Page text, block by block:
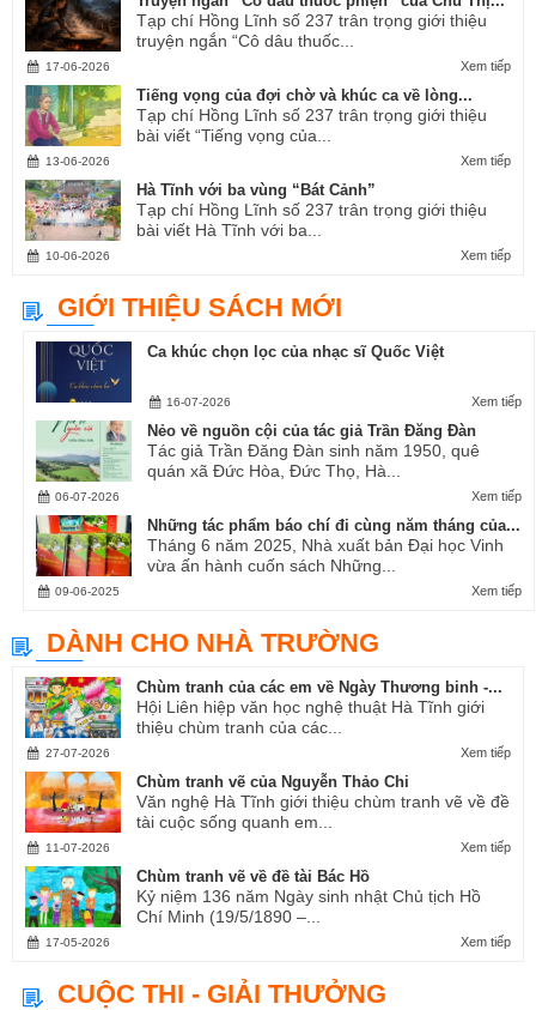
Tạp chí Hồng Lĩnh số 237 trân trọng giới thiệu
truyện ngắn “Cô dâu thuốc...
Xem tiếp
17-06-2026
Tiếng vọng của đợi chờ và khúc ca về lòng...
Tạp chí Hồng Lĩnh số 237 trân trọng giới thiệu
bài viết “Tiếng vọng của...
Xem tiếp
13-06-2026
Hà Tĩnh với ba vùng “Bát Cảnh”
Tạp chí Hồng Lĩnh số 237 trân trọng giới thiệu
bài viết Hà Tĩnh với ba...
Xem tiếp
10-06-2026
GIỚI THIỆU SÁCH MỚI
Ca khúc chọn lọc của nhạc sĩ Quốc Việt
Xem tiếp
16-07-2026
Nẻo về nguồn cội của tác giả Trần Đăng Đàn
Tác giả Trần Đăng Đàn sinh năm 1950, quê
quán xã Đức Hòa, Đức Thọ, Hà...
Xem tiếp
06-07-2026
Những tác phẩm báo chí đi cùng năm tháng của...
Tháng 6 năm 2025, Nhà xuất bản Đại học Vinh
vừa ấn hành cuốn sách Những...
Xem tiếp
09-06-2025
DÀNH CHO NHÀ TRƯỜNG
Chùm tranh của các em về Ngày Thương binh -...
Hội Liên hiệp văn học nghệ thuật Hà Tĩnh giới
thiệu chùm tranh của các...
Xem tiếp
27-07-2026
Chùm tranh vẽ của Nguyễn Thảo Chi
Văn nghệ Hà Tĩnh giới thiệu chùm tranh vẽ về đề
tài cuộc sống quanh em...
Xem tiếp
11-07-2026
Chùm tranh vẽ về đề tài Bác Hồ
Kỷ niệm 136 năm Ngày sinh nhật Chủ tịch Hồ
Chí Minh (19/5/1890 –...
Xem tiếp
17-05-2026
CUỘC THI - GIẢI THƯỞNG